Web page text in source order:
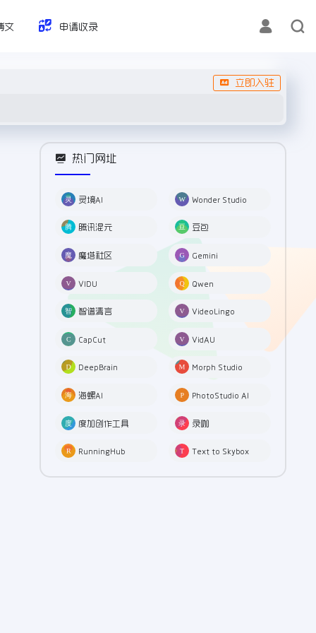
文 申请收录
立即入驻
热门网址
灵境AI Wonder Studio
腾讯混元 豆包
魔塔社区 Gemini
VIDU Qwen
智谱清言 VideoLingo
CapCut VidAU
DeepBrain Morph Studio
海螺AI PhotoStudio AI
度加创作工具 录咖
RunningHub Text to Skybox